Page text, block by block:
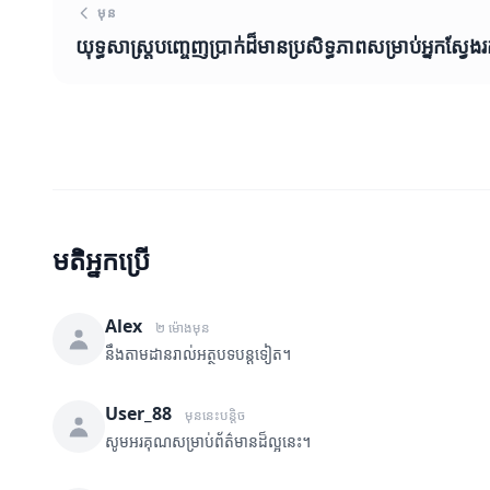
មុន
យុទ្ធសាស្ត្របញ្ចេញប្រាក់ដ៏មានប្រសិទ្ធភាពសម្រាប់អ្នកស្វែង
មតិអ្នកប្រើ
Alex ២ ម៉ោងមុន
នឹងតាមដានរាល់អត្ថបទបន្តទៀត។
User_88 មុននេះបន្តិច
សូមអរគុណសម្រាប់ព័ត៌មានដ៏ល្អនេះ។